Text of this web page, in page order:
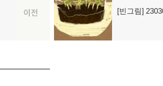
이전
다
[빈그림]